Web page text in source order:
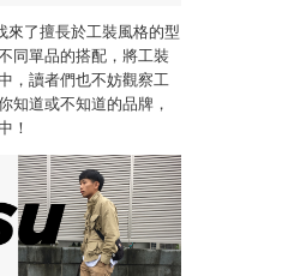
來了擅長於工裝風格的型
同單品的搭配，將工裝
，讀者們也不妨觀察工
知道或不知道的品牌，
！